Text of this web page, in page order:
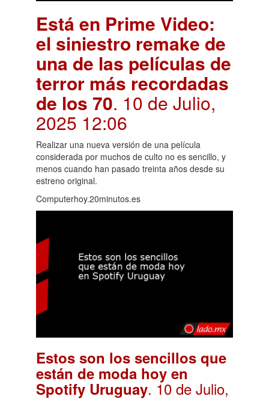
Está en Prime Video:
el siniestro remake de
una de las películas de
terror más recordadas
de los 70. 10 de Julio,
2025 12:06
Realizar una nueva versión de una película
considerada por muchos de culto no es sencillo, y
menos cuando han pasado treinta años desde su
estreno original.
Computerhoy.20minutos.es
Estos son los sencillos que
están de moda hoy en
Spotify Uruguay. 10 de Julio,